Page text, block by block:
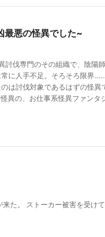
最悪の怪異でした~
伐専門のその組織で、陰陽
に人手不足。そろそろ限界
は討伐対象であるはずの怪異
異の、お仕事系怪異ファンタ
た。 ストーカー被害を受け